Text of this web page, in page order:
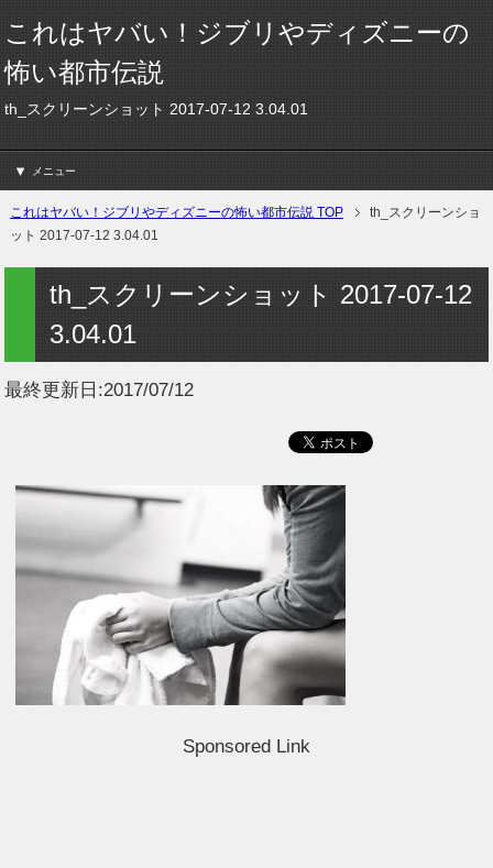
これはヤバい！ジブリやディズニーの
怖い都市伝説
th_スクリーンショット 2017-07-12 3.04.01
メニュー
これはヤバい！ジブリやディズニーの怖い都市伝説 TOP
th_スクリーンショ
ット 2017-07-12 3.04.01
th_スクリーンショット 2017-07-12
3.04.01
最終更新日:2017/07/12
Sponsored Link